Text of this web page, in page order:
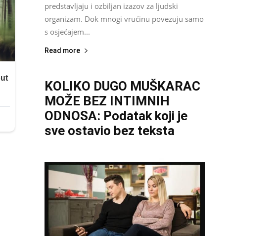
predstavljaju i ozbiljan izazov za ljudski
organizam. Dok mnogi vrućinu povezuju samo
s osjećajem...
Read more
KOLIKO DUGO MUŠKARAC
MOŽE BEZ INTIMNIH
ODNOSA: Podatak koji je
sve ostavio bez teksta